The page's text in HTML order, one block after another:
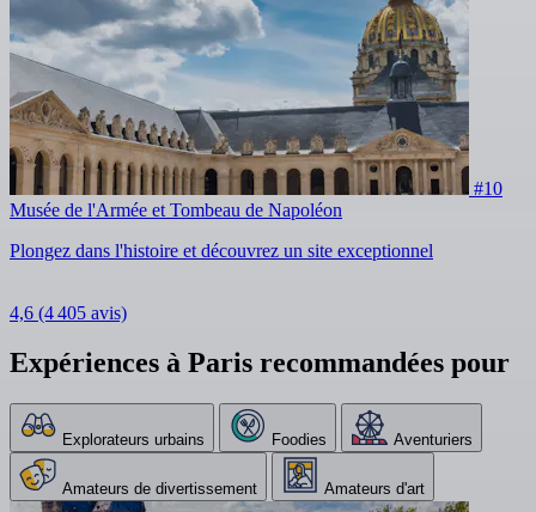
#10
Musée de l'Armée et Tombeau de Napoléon
Plongez dans l'histoire et découvrez un site exceptionnel
4,6 (4 405 avis)
Expériences à Paris recommandées pour
Explorateurs urbains Foodies Aventuriers
Amateurs de divertissement Amateurs d'art